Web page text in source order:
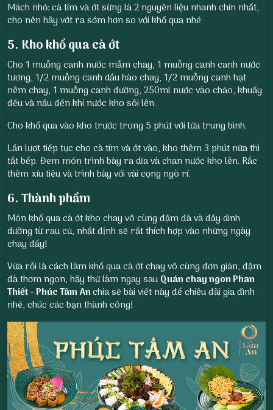
Mách nhỏ: cà tím và ớt sừng là 2 nguyên liệu nhanh chín nhất,
cho nên hãy vớt ra sớm hơn so với khổ qua nhé
5. Kho khổ qua cà ớt
Cho 1 muỗng canh nước mắm chay, 1 muỗng canh canh nước
tương, 1/2 muỗng canh dầu hào chay, 1/2 muỗng canh hạt
nêm chay, 1 muỗng canh đường, 250ml nước vào chảo, khuấy
đều và nấu đến khi nước kho sôi lên.
Cho khổ qua vào kho trước trong 5 phút với lửa trung bình.
Lần lượt tiếp tục cho cà tím và ớt vào, kho thêm 3 phút nữa thì
tắt bếp. Đem món trình bày ra dĩa và chan nước kho lên. Rắc
thêm xíu tiêu và trình bày với vài cọng ngò rí.
6. Thành phẩm
Món khổ qua cà ớt kho chay vô cùng đậm đà và đầy dinh
dưỡng từ rau củ, nhất định sẽ rất thích hợp vào những ngày
chay đấy!
Vừa rồi là cách làm khổ qua cà ớt chay vô cùng đơn giản, đậm
đà thơm ngon, hãy thử làm ngay sau Quán chay ngon Phan
Thiết- Phúc Tâm Anchia sẻ bài viết này để chiêu đãi gia đình
nhé, chúc các bạn thành công!